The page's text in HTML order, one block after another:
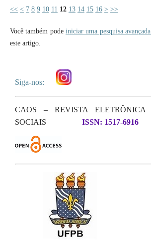
<< < 7 8 9 10 11 12 13 14 15 16 > >>
Você também pode iniciar uma pesquisa
este artigo.
Siga-nos:
CAOS – REVISTA ELETRÔNICA
SOCIAIS
ISSN: 1517-6916